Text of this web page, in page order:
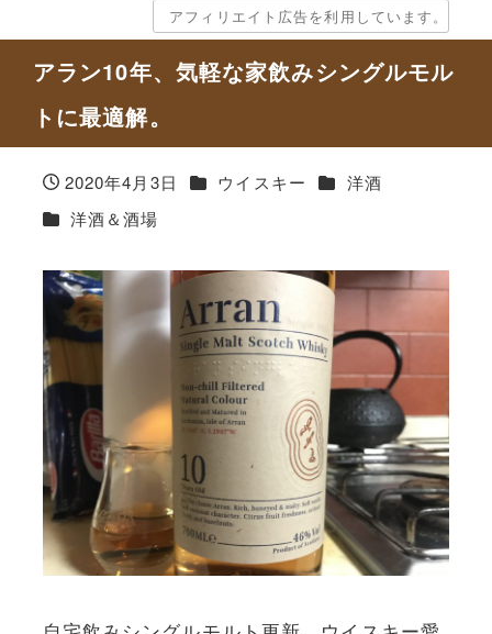
アフィリエイト広告を利用しています。
アラン10年、気軽な家飲みシングルモル
トに最適解。
2020年4月3日 カテゴリー
ウイスキー カテゴリー
洋酒
カテゴリー
洋酒＆酒場